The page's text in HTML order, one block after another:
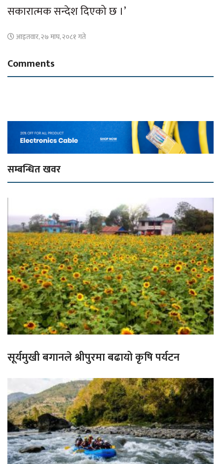
सकारात्मक सन्देश दिएको छ ।’
आइतवार, २७ माघ, २०८१ गते
Comments
सम्बन्धित खवर
सूर्यमुखी बगानले श्रीपुरमा बढायो कृषि पर्यटन